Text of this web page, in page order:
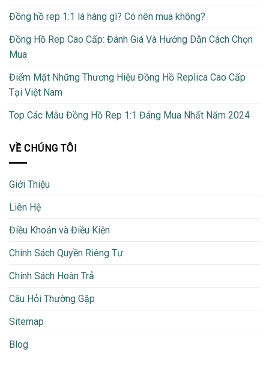
Đồng hồ rep 1:1 là hàng gì? Có nên mua không?
Đồng Hồ Rep Cao Cấp: Đánh Giá Và Hướng Dẫn Cách Chọn
Mua
Điểm Mặt Những Thương Hiệu Đồng Hồ Replica Cao Cấp
Tại Việt Nam
Top Các Mẫu Đồng Hồ Rep 1:1 Đáng Mua Nhất Năm 2024
VỀ CHÚNG TÔI
Giới Thiệu
Liên Hệ
Điều Khoản và Điều Kiện
Chính Sách Quyền Riêng Tư
Chính Sách Hoàn Trả
Câu Hỏi Thường Gặp
Sitemap
Blog